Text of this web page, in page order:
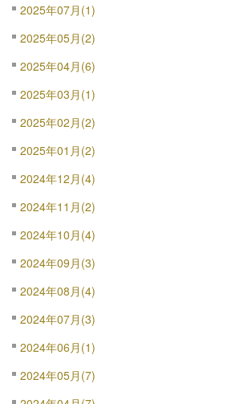
2025年07月(1)
2025年05月(2)
2025年04月(6)
2025年03月(1)
2025年02月(2)
2025年01月(2)
2024年12月(4)
2024年11月(2)
2024年10月(4)
2024年09月(3)
2024年08月(4)
2024年07月(3)
2024年06月(1)
2024年05月(7)